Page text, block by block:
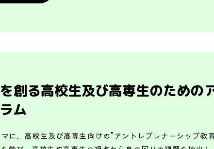
創る高校生及び高専生のための
ム
に、高校生及び高専生向けの”アントレプレナーシップ教